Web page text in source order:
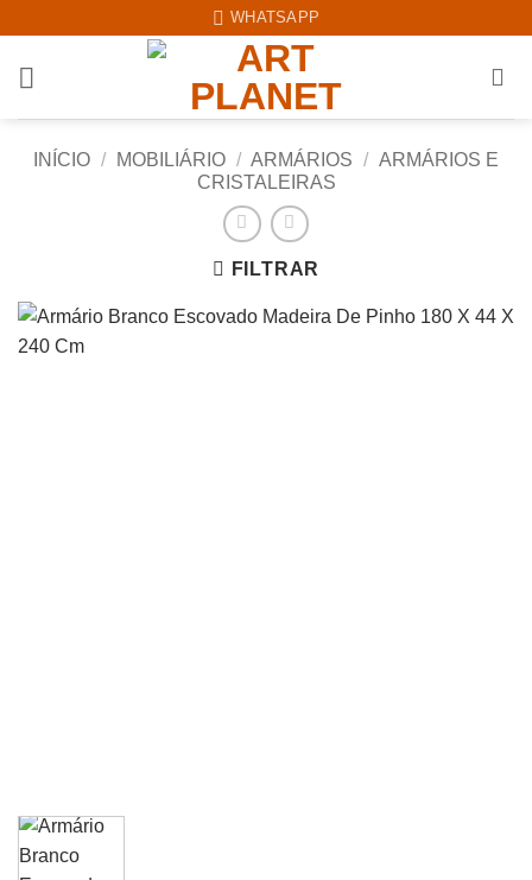
content
WHATSAPP
INÍCIO / MOBILIÁRIO / ARMÁRIOS / ARMÁRIOS E
CRISTALEIRAS
FILTRAR